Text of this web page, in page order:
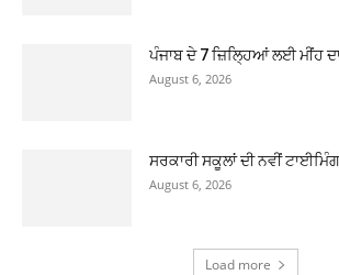
ਪੰਜਾਬ ਦੇ 7 ਜ਼ਿਲ੍ਹਿਆਂ ਲਈ ਮੀਂਹ
August 6, 2026
ਸਰਕਾਰੀ ਸਕੂਲਾਂ ਦੀ ਨਵੀਂ ਟਾਈਮਿੰਗ
August 6, 2026
Load more